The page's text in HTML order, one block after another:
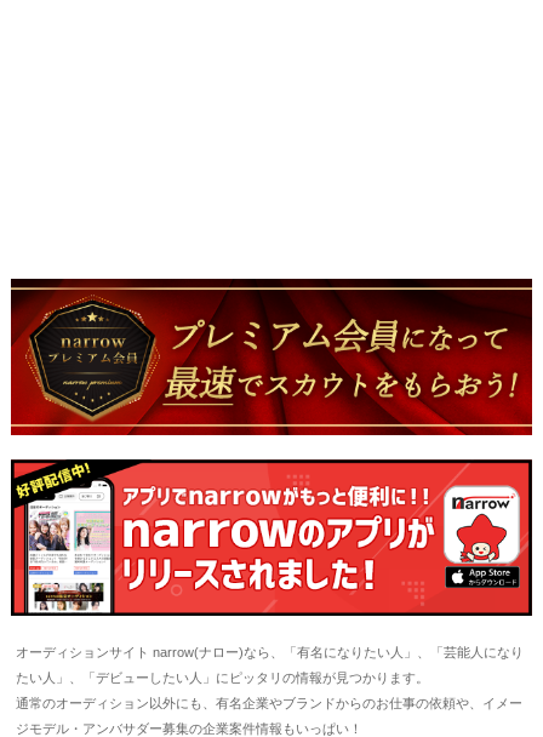
オーディションサイト narrow(ナロー)なら、「有名になりたい人」、「芸能人になり
たい人」、「デビューしたい人」にピッタリの情報が見つかります。
通常のオーディション以外にも、有名企業やブランドからのお仕事の依頼や、イメー
ジモデル・アンバサダー募集の企業案件情報もいっぱい！